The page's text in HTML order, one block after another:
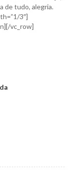
de tudo, alegria.
3″]
vc_row]